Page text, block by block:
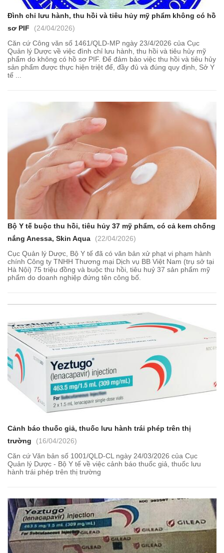
Đình chỉ lưu hành, thu hồi và tiêu hủy mỹ phẩm không có hồ
sơ PIF
(24/04/2026)
Căn cứ Công văn số 1461/QLD-MP ngày 23/4/2026 của Cục
Quản lý Dược về việc đình chỉ lưu hành, thu hồi và tiêu hủy mỹ
phẩm do không có hồ sơ PIF. Để đảm bảo việc thu hồi và tiêu hủy
sản phẩm được thực hiện triệt để, đầy đủ và đúng quy định, Sở Y
tế ...
Bộ Y tế buộc thu hồi, tiêu hủy 37 mỹ phẩm, có cả kem chống
nắng Anessa, Skin Aqua
(22/04/2026)
Cục Quản lý Dược, Bộ Y tế đã có văn bản xử phạt vi phạm hành
chính Công ty TNHH Thương mại Dịch vụ BB Việt Nam (trụ sở tại
Hà Nội) 75 triệu đồng và buộc thu hồi, tiêu huỷ 37 sản phẩm mỹ
phẩm do doanh nghiệp đứng tên công bố.
Cảnh báo thuốc giả, thuốc lưu hành trái phép trên thị
trường
(16/04/2026)
Căn cứ Văn bản số 1001/QLD-CL ngày 24/03/2026 của Cục
Quản lý Dược - Bộ Y tế về việc cảnh báo thuốc giả, thuốc lưu
hành trái phép trên thị trường